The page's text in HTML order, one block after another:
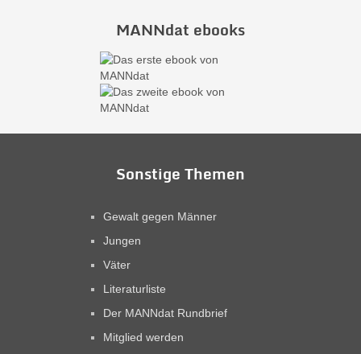
MANNdat ebooks
Sonstige Themen
Gewalt gegen Männer
Jungen
Väter
Literaturliste
Der MANNdat Rundbrief
Mitglied werden